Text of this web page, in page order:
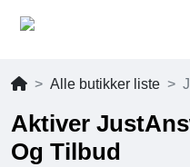
Alle butikker liste
Aktiver
Og Tilbud